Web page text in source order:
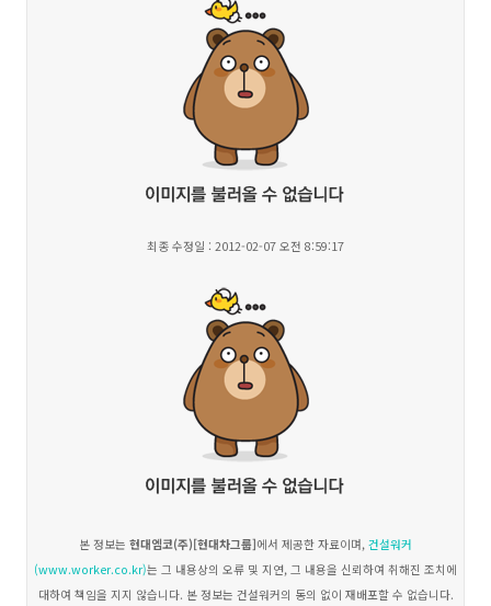
최종 수정일 : 2012-02-07 오전 8:59:17
본 정보는 현대엠코(주)[현대차그룹]에서 제공한 자료이며, 건설워커
(www.worker.co.kr)는 그 내용상의 오류 및 지연, 그 내용을 신뢰하여 취해진 조치에
대하여 책임을 지지 않습니다. 본 정보는 건설워커의 동의 없이 재배포할 수 없습니다.